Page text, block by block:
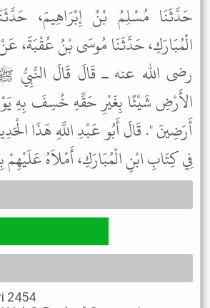
حَدَّثَنَا مُسْلِمُ بْنُ إِبْرَاهِيمَ،
الْمُبَارَكِ، حَدَّثَنَا مُوسَى بْنُ عُقْبَةَ،
رضى الله عنه ـ قَالَ قَالَ
الأَرْضِ شَيْئًا بِغَيْرِ حَقِّهِ خُسِفَ بِهِ
أَرَضِينَ ". قَالَ أَبُو عَبْدِ اللَّهِ هَذَا
فِي كِتَابِ ابْنِ الْمُبَارَكِ، أَمْلاَهُ عَلَيْهِمْ
2454